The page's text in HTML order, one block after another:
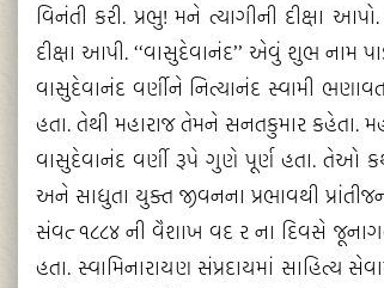
વિનંતી કરી. પ્રભુ! મને ત્યાગીની દીક્ષા
દીક્ષા આપી. ‘‘વાસુદેવાનંદ’’ એવું શુભ નામ
વાસુદેવાનંદ વર્ણીને નિત્યાનંદ સ્વામી
હતા. તેથી મહારાજ તેમને સનતકુમાર કહેતા.
વાસુદેવાનંદ વર્ણી રૂપે ગુણે પૂર્ણ હતા. તેઓ
અને સાધુતા યુક્ત જીવનના પ્રભાવથી
સંવત્‌ ૧૮૮૪ ની વૈશાખ વદ ર ના દિવસે
હતા. સ્વામિનારાયણ સંપ્રદાયમાં સાહિત્ય